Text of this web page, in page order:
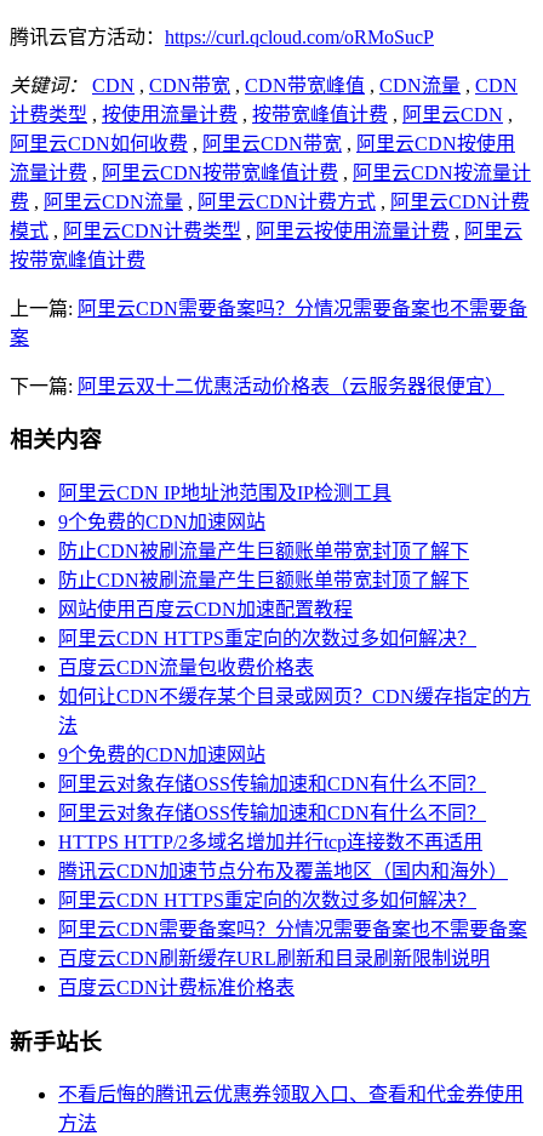
腾讯云官方活动： https://curl.qcloud.com/oRMoSucP
关键词： CDN , CDN带宽 , CDN带宽峰值 , CDN流量 , CDN
计费类型 , 按使用流量计费 , 按带宽峰值计费 , 阿里云CDN ,
阿里云CDN如何收费 , 阿里云CDN带宽 , 阿里云CDN按使用
流量计费 , 阿里云CDN按带宽峰值计费 , 阿里云CDN按流量计
费 , 阿里云CDN流量 , 阿里云CDN计费方式 , 阿里云CDN计费
模式 , 阿里云CDN计费类型 , 阿里云按使用流量计费 , 阿里云
按带宽峰值计费
上一篇: 阿里云CDN需要备案吗？分情况需要备案也不需要备
案
下一篇: 阿里云双十二优惠活动价格表（云服务器很便宜）
相关内容
阿里云CDN IP地址池范围及IP检测工具
9个免费的CDN加速网站
防止CDN被刷流量产生巨额账单带宽封顶了解下
防止CDN被刷流量产生巨额账单带宽封顶了解下
网站使用百度云CDN加速配置教程
阿里云CDN HTTPS重定向的次数过多如何解决？
百度云CDN流量包收费价格表
如何让CDN不缓存某个目录或网页？CDN缓存指定的方
法
9个免费的CDN加速网站
阿里云对象存储OSS传输加速和CDN有什么不同？
阿里云对象存储OSS传输加速和CDN有什么不同？
HTTPS HTTP/2多域名增加并行tcp连接数不再适用
腾讯云CDN加速节点分布及覆盖地区（国内和海外）
阿里云CDN HTTPS重定向的次数过多如何解决？
阿里云CDN需要备案吗？分情况需要备案也不需要备案
百度云CDN刷新缓存URL刷新和目录刷新限制说明
百度云CDN计费标准价格表
新手站长
不看后悔的腾讯云优惠券领取入口、查看和代金券使用
方法